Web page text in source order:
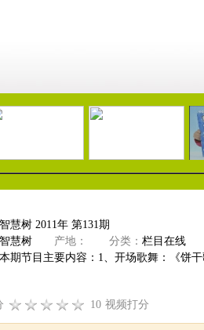
02:17 01:49
智慧树 2011年 第131期
智慧树 产地： 分类： 栏目在线
本期节目主要内容：1、开场歌舞：《饼
10 视频打分